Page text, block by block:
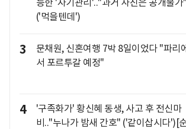
능한 '자기관리'.."과거 사진은 공개불가"
('먹을텐데')
3
문채원, 신혼여행 7박 8일이었다 "파리
서 포르투갈 예정"
4
'구족화가' 황신혜 동생, 사고 후 전신마
비.."누나가 밤새 간호" ('같이삽시다')[